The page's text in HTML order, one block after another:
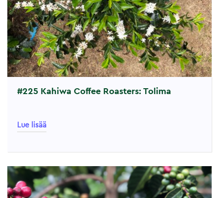
#225 Kahiwa Coffee Roasters: Tolima
Lue lisää